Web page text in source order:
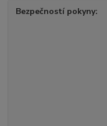
Bezpečností pokyny